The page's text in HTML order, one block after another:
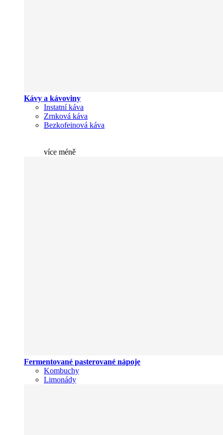
Kávy a kávoviny
Instatní káva
Zrnková káva
Bezkofeinová káva
více méně
Fermentované pasterované nápoje
Kombuchy
Limonády